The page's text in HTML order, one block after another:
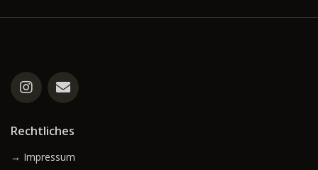
Rechtliches
→ Impressum